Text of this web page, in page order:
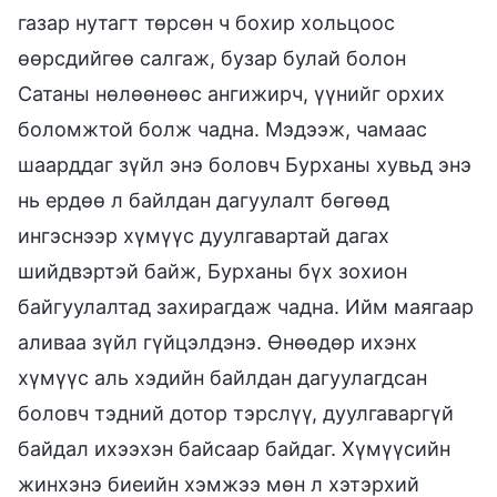
газар нутагт төрсөн ч бохир хольцоос
өөрсдийгөө салгаж, бузар булай болон
Сатаны нөлөөнөөс ангижирч, үүнийг орхих
боломжтой болж чадна. Мэдээж, чамаас
шаарддаг зүйл энэ боловч Бурханы хувьд энэ
нь ердөө л байлдан дагуулалт бөгөөд
ингэснээр хүмүүс дуулгавартай дагах
шийдвэртэй байж, Бурханы бүх зохион
байгуулалтад захирагдаж чадна. Ийм маягаар
аливаа зүйл гүйцэлдэнэ. Өнөөдөр ихэнх
хүмүүс аль хэдийн байлдан дагуулагдсан
боловч тэдний дотор тэрслүү, дуулгаваргүй
байдал ихээхэн байсаар байдаг. Хүмүүсийн
жинхэнэ биеийн хэмжээ мөн л хэтэрхий